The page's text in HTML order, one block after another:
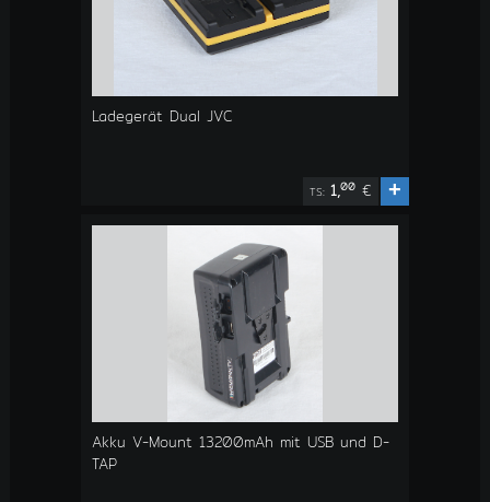
Ladegerät Dual JVC
TS: 1,00 € +
Akku V-Mount 13200mAh mit USB und D-
TAP